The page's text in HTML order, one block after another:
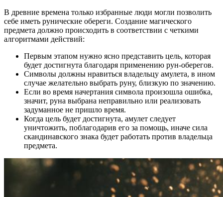
В древние времена только избранные люди могли позволить
себе иметь рунические обереги. Создание магического
предмета должно происходить в соответствии с четкими
алгоритмами действий:
Первым этапом нужно ясно представить цель, которая
будет достигнута благодаря применению рун-оберегов.
Символы должны нравиться владельцу амулета, в ином
случае желательно выбрать руну, близкую по значению.
Если во время начертания символа произошла ошибка,
значит, руна выбрана неправильно или реализовать
задуманное не пришло время.
Когда цель будет достигнута, амулет следует
уничтожить, поблагодарив его за помощь, иначе сила
скандинавского знака будет работать против владельца
предмета.